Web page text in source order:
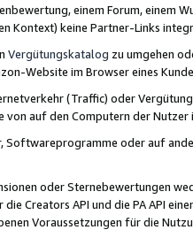
einem Forum, einem
Kontext) keine Partner-Links
Vergütungskatalog zu umgehen
Website im Browser eines
(Traffic) oder
von auf den Computern der
Softwareprogramme oder auf
oder Sternebewertungen
die Creators API und die PA API
Voraussetzungen für die